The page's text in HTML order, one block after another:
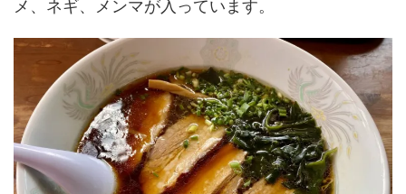
メ、ネギ、メンマが入っています。